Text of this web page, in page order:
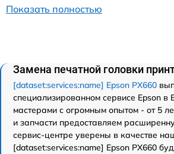
Показать полностью
Замена печатной головки
[dataset:services:name] Epson PX660
специализированном сервисе Epson в
мастерами с огромным опытом - от 5
и запчасти предоставляем
сервис-центре уверены в качестве
[dataset:services:name] Epson PX660